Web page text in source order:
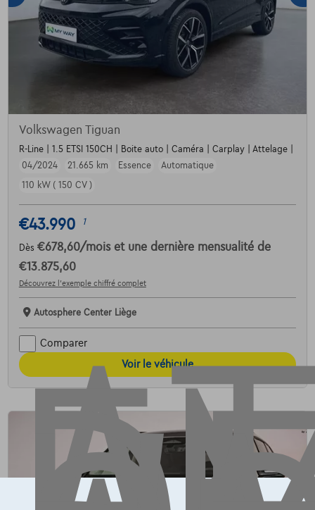
Volkswagen Tiguan
R-Line | 1.5 ETSI 150CH | Boite auto | Caméra | Carplay | Attelage |
04/2024
21.665 km Essence
Automatique
110 kW ( 150 CV )
€43.990 1
Dès €678,60/mois et une dernière mensualité de
€13.875,60
Découvrez l’exemple chiffré complet
Autosphere Center Liège
Comparer
Voir le véhicule